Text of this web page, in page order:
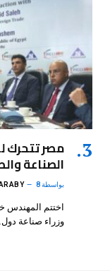
مصر تتحرك
الصناعة
بواسطة8 أغسطس، 2026
اختتم المهندس
وزراء صناعة دول…